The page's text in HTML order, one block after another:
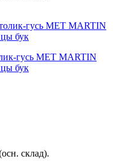
гусь МЕТ MARTIN
бук
склад).